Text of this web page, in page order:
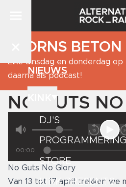
NIEUWS
DJ'S
PROGRAMMERING
STORE
KINK PRESENTS
BJORNS BETON
Elke dinsdag en donderdag op
daarna als podcast!
NO GUTS
00:00
No Guts No Glory
Van 13 tot 17 april trekken we